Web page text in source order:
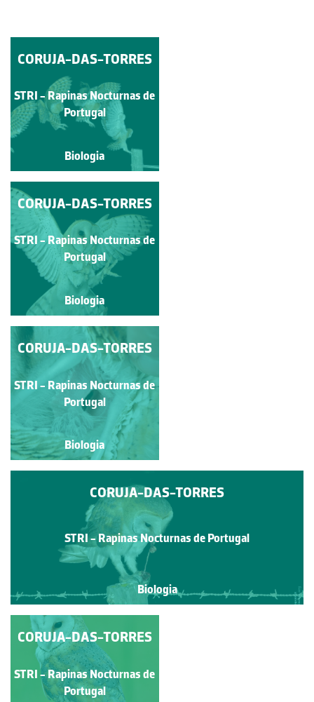
CORUJA-DAS-
TORRES
Andreina da Silva
Biologia
CORUJA-DAS-TORRES
STRI - Rapinas Nocturnas de
Portugal
Biologia
CORUJA-DAS-
TORRES
STRI - Rapinas Nocturnas
de Portugal
Biologia
CORUJA-DAS-TORRES
STRI - Rapinas Nocturnas de
Portugal
Biologia
CORUJA-DAS-
TORRES
STRI - Rapinas Nocturnas
de Portugal
Biologia
CORUJA-DAS-TORRES
STRI - Rapinas Nocturnas de Portugal
Biologia
CORUJA-DAS-TORRES
STRI - Rapinas Nocturnas de
Portugal
Biologia
CORUJA-DAS-
TORRES
STRI - Rapinas Nocturnas
de Portugal
CORUJA-DAS-TORRES
STRI - Rapinas Nocturnas de
Portugal